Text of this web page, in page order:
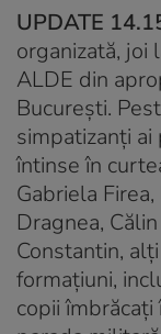
UPDATE
organizată, joi
ALDE din
București.
simpatizanţi
întinse în
Gabriela
Dragnea,
Constantin,
formaţiuni,
copii